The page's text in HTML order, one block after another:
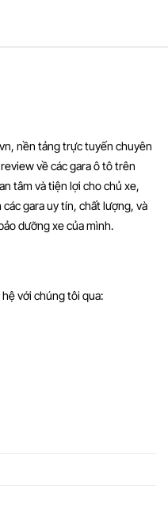
nền tảng trực tuyến chuyên
về các gara ô tô trên
tâm và tiện lợi cho chủ xe,
gara uy tín, chất lượng, và
dưỡng xe của mình.
với chúng tôi qua: